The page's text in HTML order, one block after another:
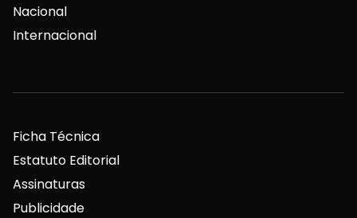
Nacional
Internacional
Ficha Técnica
Estatuto Editorial
Assinaturas
Publicidade